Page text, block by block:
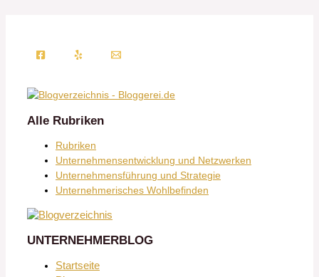
Alle Rubriken
Rubriken
Unternehmensentwicklung und Netzwerken
Unternehmensführung und Strategie
Unternehmerisches Wohlbefinden
UNTERNEHMERBLOG
Startseite